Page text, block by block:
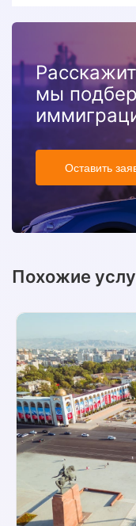
мы
Оставить
Похожие